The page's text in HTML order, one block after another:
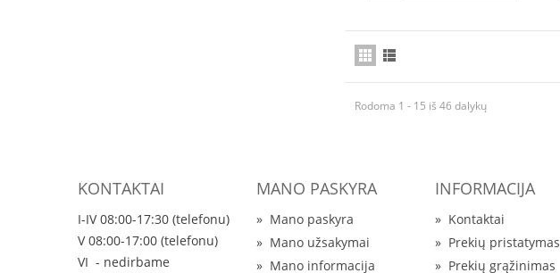
Rodoma 1 - 15 iš 46 dalykų
KONTAKTAI
I-IV 08:00-17:30 (telefonu)
V 08:00-17:00 (telefonu)
VI - nedirbame
MANO PASKYRA
» Mano paskyra
» Mano užsakymai
» Mano informacija
INFORMACIJA
» Kontaktai
» Prekių pristatymas
» Prekių grąžinimas